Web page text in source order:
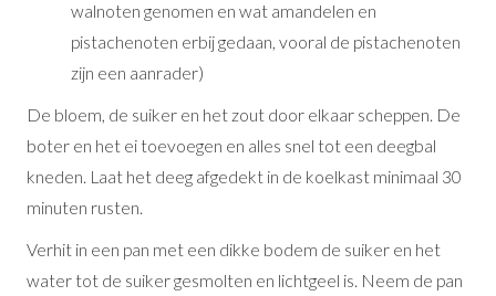
walnoten genomen en wat amandelen en
pistachenoten erbij gedaan, vooral de pistachenoten
zijn een aanrader)
De bloem, de suiker en het zout door elkaar scheppen. De
boter en het ei toevoegen en alles snel tot een deegbal
kneden. Laat het deeg afgedekt in de koelkast minimaal 30
minuten rusten.
Verhit in een pan met een dikke bodem de suiker en het
water tot de suiker gesmolten en lichtgeel is. Neem de pan